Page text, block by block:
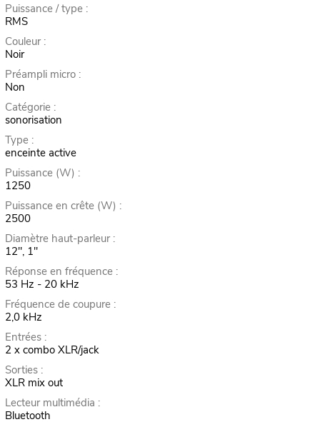
Puissance / type :
RMS
Couleur :
Noir
Préampli micro :
Non
Catégorie :
sonorisation
Type :
enceinte active
Puissance (W) :
1250
Puissance en crête (W) :
2500
Diamètre haut-parleur :
12", 1"
Réponse en fréquence :
53 Hz - 20 kHz
Fréquence de coupure :
2,0 kHz
Entrées :
2 x combo XLR/jack
Sorties :
XLR mix out
Lecteur multimédia :
Bluetooth